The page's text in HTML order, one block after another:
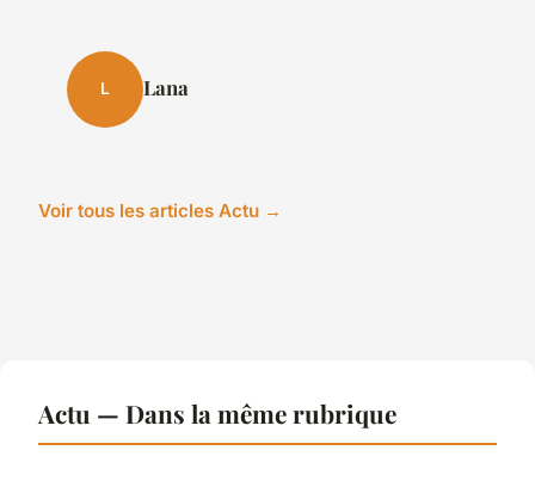
L Lana
Voir tous les articles Actu →
Actu — Dans la même rubrique